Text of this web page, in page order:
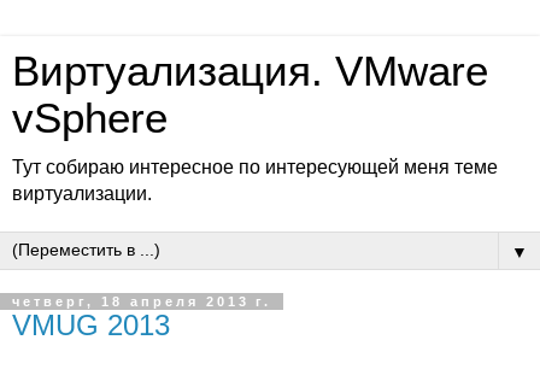
Виртуализация. VMware
vSphere
Тут собираю интересное по интересующей меня теме
виртуализации.
▼
четверг, 18 апреля 2013 г.
VMUG 2013